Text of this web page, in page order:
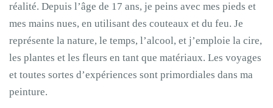
réalité. Depuis l’âge de 17 ans, je peins avec mes pieds et
mes mains nues, en utilisant des couteaux et du feu. Je
représente la nature, le temps, l’alcool, et j’emploie la cire,
les plantes et les fleurs en tant que matériaux. Les voyages
et toutes sortes d’expériences sont primordiales dans ma
peinture.